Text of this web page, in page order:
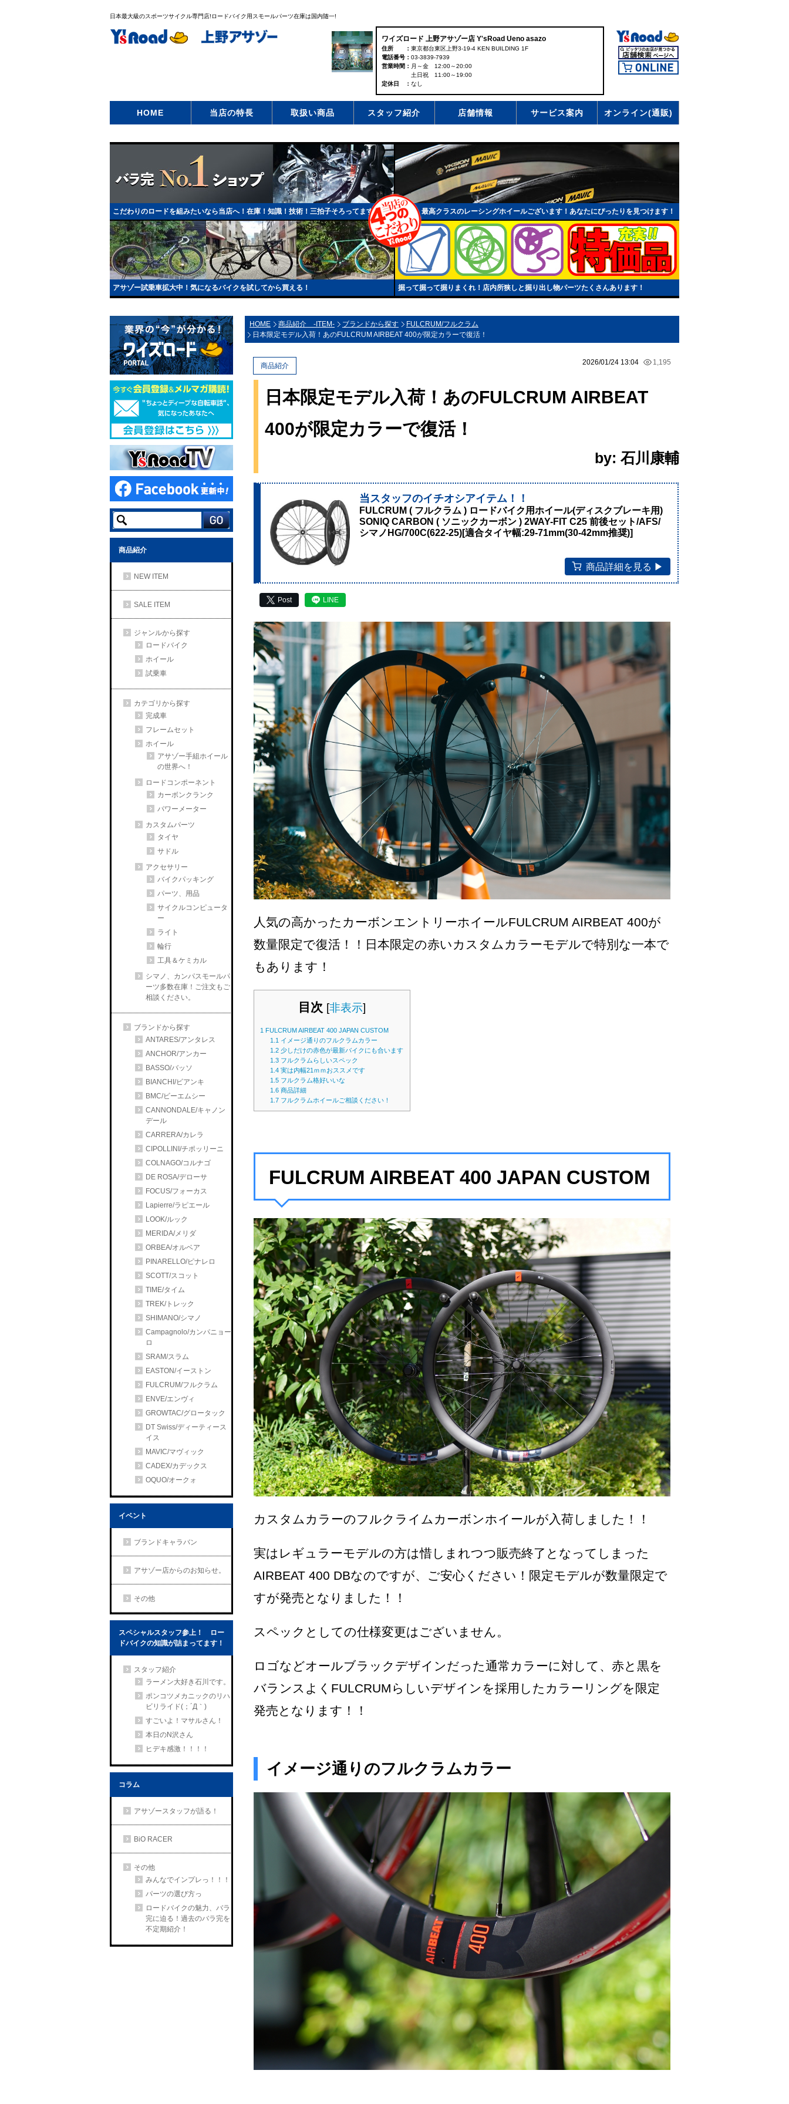
日本最大級のスポーツサイクル専門店!ロードバイク用スモールパーツ在庫は国内随一!
ワイズロード 上野アサゾー店 Y'sRoad Ueno asazo
住所
東京都台東区上野3-19-4 KEN BUILDING 1F
電話番号
03-3839-7939
営業時間
月～金 12:00～20:00
土日祝 11:00～19:00
定休日
なし
HOME 当店の特長 取扱い商品 スタッフ紹介 店舗情報 サービス案内 オンライン(通販)
こだわりのロードを組みたいなら当店へ！在庫！知識！技術！三拍子そろってます！ 最高クラスのレーシングホイールございます！あなたにぴったりを見つけます！
アサゾー試乗車拡大中！気になるバイクを試してから買える！ 掘って掘って掘りまくれ！店内所狭しと掘り出し物パーツたくさんあります！
商品紹介
NEW ITEM
SALE ITEM
ジャンルから探す
ロードバイク
ホイール
試乗車
カテゴリから探す
完成車
フレームセット
ホイール
アサゾー手組ホイール
の世界へ！
ロードコンポーネント
カーボンクランク
パワーメーター
カスタムパーツ
タイヤ
サドル
アクセサリー
バイクパッキング
パーツ、用品
サイクルコンピュータ
ー
ライト
輪行
工具＆ケミカル
シマノ、カンパスモールパ
ーツ多数在庫！ご注文もご
相談ください。
ブランドから探す
ANTARES/アンタレス
ANCHOR/アンカー
BASSO/バッソ
BIANCHI/ビアンキ
BMC/ビーエムシー
CANNONDALE/キャノン
デール
CARRERA/カレラ
CIPOLLINI/チポッリーニ
COLNAGO/コルナゴ
DE ROSA/デローサ
FOCUS/フォーカス
Lapierre/ラピエール
LOOK/ルック
MERIDA/メリダ
ORBEA/オルベア
PINARELLO/ピナレロ
SCOTT/スコット
TIME/タイム
TREK/トレック
SHIMANO/シマノ
Campagnolo/カンパニョー
ロ
SRAM/スラム
EASTON/イーストン
FULCRUM/フルクラム
ENVE/エンヴィ
GROWTAC/グロータック
DT Swiss/ディーティース
イス
MAVIC/マヴィック
CADEX/カデックス
OQUO/オークォ
イベント
ブランドキャラバン
アサゾー店からのお知らせ。
その他
スペシャルスタッフ参上！ ロー
ドバイクの知識が詰まってます！
スタッフ紹介
ラーメン大好き石川です。
ポンコツメカニックのリハ
ビリライド(；´Д｀)
すごいよ！マサルさん！
本日のN沢さん
ヒデキ感激！！！！
コラム
アサゾースタッフが語る！
BiO RACER
その他
みんなでインプレっ！！！
パーツの選び方っ
ロードバイクの魅力、バラ
完に迫る！過去のバラ完を
不定期紹介！
HOME 商品紹介 -ITEM- ブランドから探す
FULCRUM/フルクラム
日本限定モデル入荷！あのFULCRUM AIRBEAT 400が限定カラーで復活！
2026/01/24 13:04 1,195
商品紹介
日本限定モデル入荷！あのFULCRUM AIRBEAT
400が限定カラーで復活！
by: 石川康輔
当スタッフのイチオシアイテム！！
FULCRUM ( フルクラム ) ロードバイク用ホイール(ディスクブレーキ用)
SONIQ CARBON ( ソニックカーボン ) 2WAY-FIT C25 前後セット/AFS/
シマノHG/700C(622-25)[適合タイヤ幅:29-71mm(30-42mm推奨)]
商品詳細を見る ▶︎
Post LINE
人気の高かったカーボンエントリーホイールFULCRUM AIRBEAT 400が
数量限定で復活！！日本限定の赤いカスタムカラーモデルで特別な一本で
もあります！
目次 [非表示]
1 FULCRUM AIRBEAT 400 JAPAN CUSTOM
1.1 イメージ通りのフルクラムカラー
1.2 少しだけの赤色が最新バイクにも合います
1.3 フルクラムらしいスペック
1.4 実は内幅21ｍｍおススメです
1.5 フルクラム格好いいな
1.6 商品詳細
1.7 フルクラムホイールご相談ください！
FULCRUM AIRBEAT 400 JAPAN CUSTOM
カスタムカラーのフルクライムカーボンホイールが入荷しました！！
実はレギュラーモデルの方は惜しまれつつ販売終了となってしまった
AIRBEAT 400 DBなのですが、ご安心ください！限定モデルが数量限定で
すが発売となりました！！
スペックとしての仕様変更はございません。
ロゴなどオールブラックデザインだった通常カラーに対して、赤と黒を
バランスよくFULCRUMらしいデザインを採用したカラーリングを限定
発売となります！！
イメージ通りのフルクラムカラー